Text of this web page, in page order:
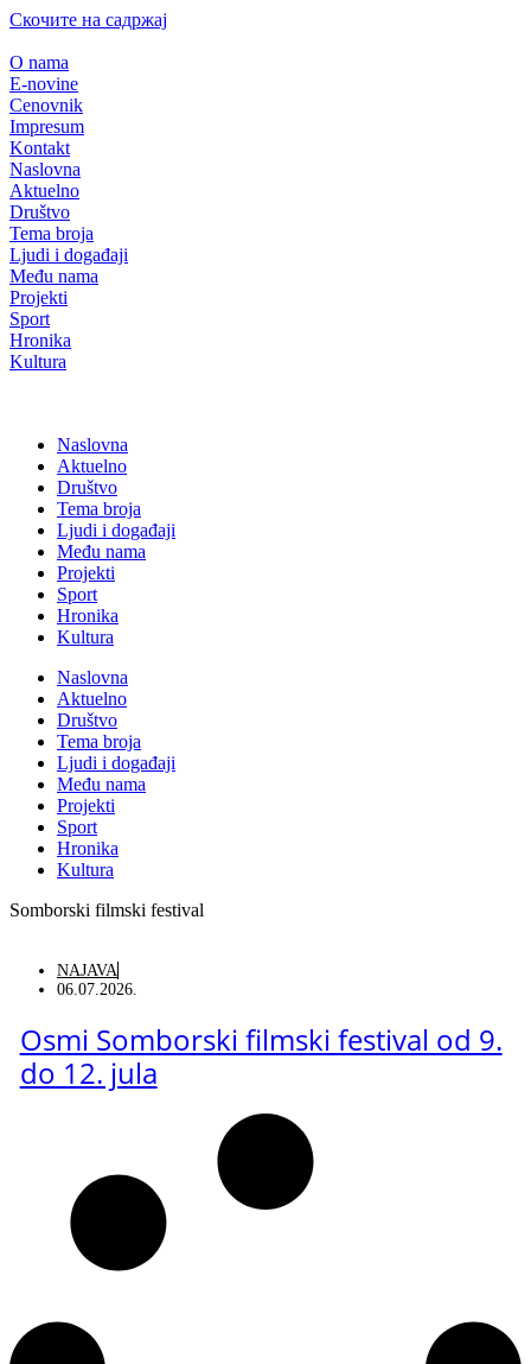
Скочите на садржај
O nama
E-novine
Cenovnik
Impresum
Kontakt
Naslovna
Aktuelno
Društvo
Tema broja
Ljudi i događaji
Među nama
Projekti
Sport
Hronika
Kultura
Naslovna
Aktuelno
Društvo
Tema broja
Ljudi i događaji
Među nama
Projekti
Sport
Hronika
Kultura
Naslovna
Aktuelno
Društvo
Tema broja
Ljudi i događaji
Među nama
Projekti
Sport
Hronika
Kultura
Somborski filmski festival
NAJAVA
06.07.2026.
Osmi Somborski filmski festival od 9.
do 12. jula